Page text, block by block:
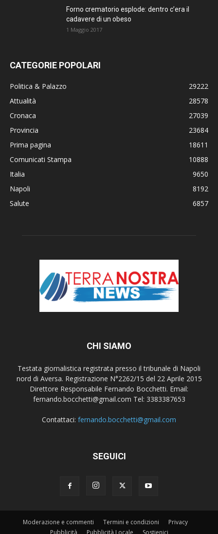
Forno crematorio esplode: dentro c’era il
cadavere di un obeso
1 Maggio 2017
CATEGORIE POPOLARI
Politica & Palazzo
29222
Attualità
28578
Cronaca
27039
Provincia
23684
Prima pagina
18611
Comunicati Stampa
10888
Italia
9650
Napoli
8192
Salute
6857
CHI SIAMO
Testata giornalistica registrata presso il tribunale di Napoli
nord di Aversa. Registrazione N°2262/15 del 22 Aprile 2015
Direttore Responsabile Fernando Bocchetti. Email:
fernando.bocchetti@gmail.com Tel: 3383387653
Contattaci: fernando.bocchetti@gmail.com
SEGUICI
Moderazione e commenti Termini e condizioni
Privacy
Pubblicità
Pubblicità Locale Sostienici